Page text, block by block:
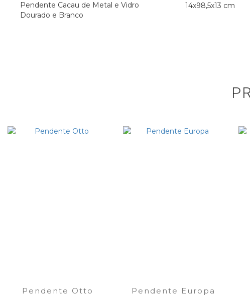
Pendente Cacau de Metal e Vidro
Dourado e Branco
14x98,5x13 cm
Pendente Otto Pendente Europa